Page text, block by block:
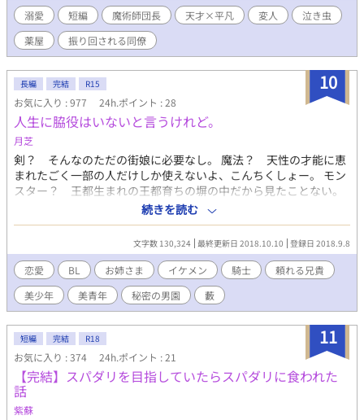
溺愛 短編 魔術師団長 天才×平凡 変人
泣き虫
薬屋
振り回される同僚
10
長編 完結 R15
お気に入り : 977 24h.ポイント : 28
人生に脇役はいないと言うけれど。
月芝
剣？ そんなのただの街娘に必要なし。 魔法？ 天性の才能に恵
まれたごく一部の人だけしか使えないよ、こんちくしょー。 モン
スター？ 王都生まれの王都育ちの塀の中だから見たことない。
冒険者？ あんなの気力体力精神力がズバ抜けた奇人変人マゾ超
人のやる職業だ！ 女神さま？ 愛さえあれば同性異性なんでもご
ざれ。おかげで世界に愛はいっぱいさ。 なのにこれっぽっちも回
ってこないとは、これいかに？ 剣と魔法のファンタジーなのに、
それらに縁遠い宿屋の小娘が、姉が結婚したので 実家を半ば強制
的に放出され、住み込みにて王城勤めになっちゃった。 でも煌び
やかなイメージとは裏腹に色々あるある城の中。 わりとブラック
な職場、わりと過激な上司、わりとしたたかな同僚らに囲まれ
て、 モミモミ揉まれまくって、さあ、たいへん！ やたらとイケメ
ン揃いの騎士たち相手の食堂でお仕事に精を出していると、聞え
てくるのは あんなことやこんなこと……、おかげで微妙に仕事に
集中できやしねえ。 ここにはヒロインもヒーローもいやしない。
それでもどっこい生きている。 噂話にまみれつつ毎日をエンジョ
イする女の子の伝聞恋愛ファンタジー。
続きを読む
文字数 130,324 最終更新日 2018.10.10 登録日 2018.9.8
恋愛 BL お姉さま イケメン 騎士
頼れる兄貴
美少年
美青年 秘密の男園 藪
11
短編 完結 R18
お気に入り : 374 24h.ポイント : 21
【完結】スパダリを目指していたらスパダリに食われた
話
紫蘇